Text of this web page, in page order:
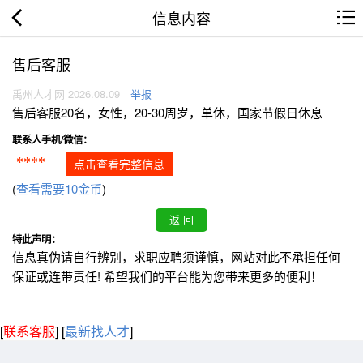
信息内容
售后客服
禹州人才网 2026.08.09 举报
售后客服20名，女性，20-30周岁，单休，国家节假日休息
联系人手机/微信：
**** 点击查看完整信息
(查看需要10金币)
特此声明：
信息真伪请自行辨别，求职应聘须谨慎，网站对此不承担任何
保证或连带责任! 希望我们的平台能为您带来更多的便利！
[联系客服] [最新找人才]